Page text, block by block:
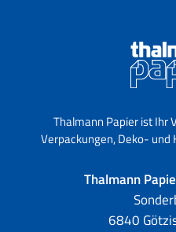
Thalmann Papier ist Ihr
Verpackungen, Deko- und
Thalmann
6840